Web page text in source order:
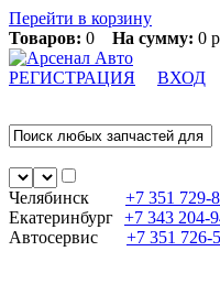
Перейти в корзину
Товаров: 0 На сумму: 0
РЕГИСТРАЦИЯ ВХОД
Челябинск +7 351 729-
Екатеринбург +7 343 204-
Автосервис
+7 351 726-